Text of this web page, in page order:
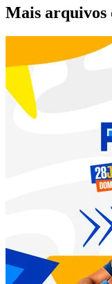
Mais arquivos